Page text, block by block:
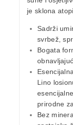
je sklona
Sadrži
svrbež,
Bogata
Lino
prirodne
Bez